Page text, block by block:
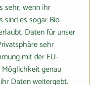
sehr, wenn ihr
sind es sogar Bio-
Daten für unser
sehr
mit der EU-
Möglichkeit genau
Daten weitergebt.